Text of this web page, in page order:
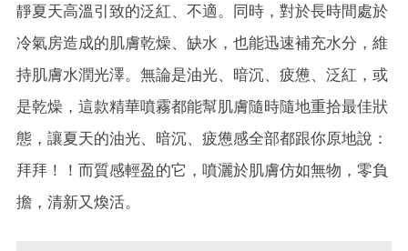
靜夏天高溫引致的泛紅、不適。同時，對於長時間處於
冷氣房造成的肌膚乾燥、缺水，也能迅速補充水分，維
持肌膚水潤光澤。無論是油光、暗沉、疲憊、泛紅，或
是乾燥，這款精華噴霧都能幫肌膚隨時隨地重拾最佳狀
態，讓夏天的油光、暗沉、疲憊感全部都跟你原地說：
拜拜！！而質感輕盈的它，噴灑於肌膚仿如無物，零負
擔，清新又煥活。